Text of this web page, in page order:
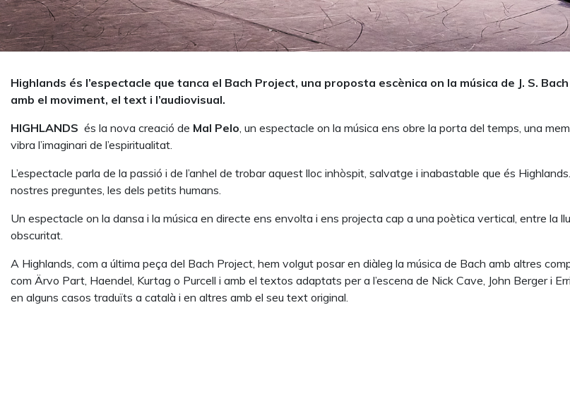
Highlands és l’espectacle que tanca el Bach Project, una proposta escènica on la música de J. S.
amb el moviment, el text i l’audiovisual.
HIGHLANDS és la nova creació de Mal Pelo, un espectacle on la música ens obre la porta del temps, una
vibra l’imaginari de l’espiritualitat.
L’espectacle parla de la passió i de l’anhel de trobar aquest lloc inhòspit, salvatge i inabastable que és
nostres preguntes, les dels petits humans.
Un espectacle on la dansa i la música en directe ens envolta i ens projecta cap a una poètica vertical, entre la
obscuritat.
A Highlands, com a última peça del Bach Project, hem volgut posar en diàleg la música de Bach amb altres
com Ärvo Part, Haendel, Kurtag o Purcell i amb el textos adaptats per a l’escena de Nick Cave, John Berger i
en alguns casos traduïts a català i en altres amb el seu text original.